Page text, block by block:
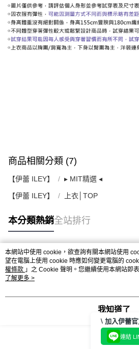
商品相關分類 (7)
【伊蕾 ILEY】 ▸ MIT精選 ◂
【伊蕾 ILEY】 上衣│TOP
本分類熱銷全站排行
熱門標籤
本網站中使用 cookie，欲查詢有關本網站使用
望在電腦上使用 cookie 時應如何變更電腦的
權條款 」之 Cookie 聲明。您繼續使用本網站即
用條款之 Cookie 聲明使用 cookie。
了解更多 >
我知道了
\ 加入伊蕾
連結